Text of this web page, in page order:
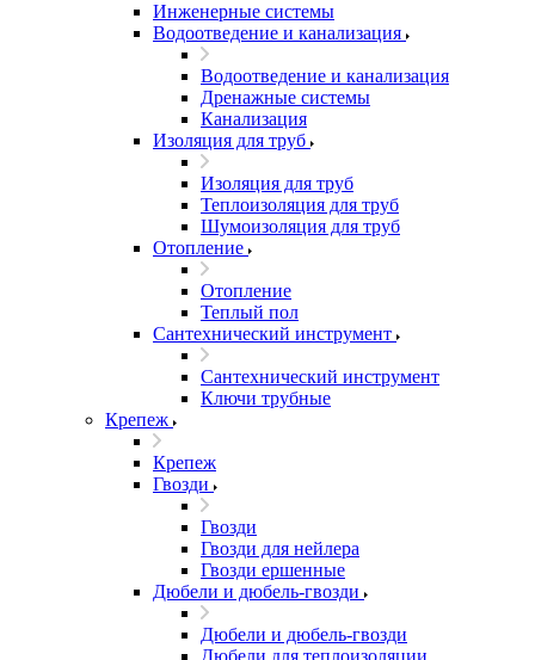
Инженерные системы
Водоотведение и канализация
Водоотведение и канализация
Дренажные системы
Канализация
Изоляция для труб
Изоляция для труб
Теплоизоляция для труб
Шумоизоляция для труб
Отопление
Отопление
Теплый пол
Сантехнический инструмент
Сантехнический инструмент
Ключи трубные
Крепеж
Крепеж
Гвозди
Гвозди
Гвозди для нейлера
Гвозди ершенные
Дюбели и дюбель-гвозди
Дюбели и дюбель-гвозди
Дюбели для теплоизоляции